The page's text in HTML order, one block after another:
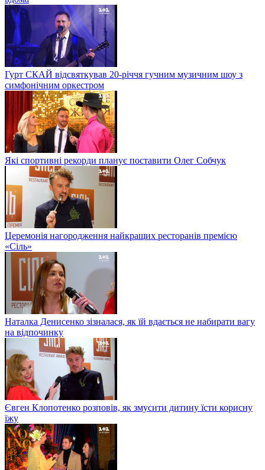
Гурт СКАЙ відсвяткував 20-річчя гучним музичним шоу з
симфонічним оркестром
Які спортивні рекорди планує поставити Олег Собчук
Церемонія нагородження найкращих ресторанів премією
«Сіль»
Наталка Денисенко зізналася, як їй вдається не набирати вагу
на відпочинку
Євген Клопотенко розповів, як змусити дитину їсти корисну
їжу